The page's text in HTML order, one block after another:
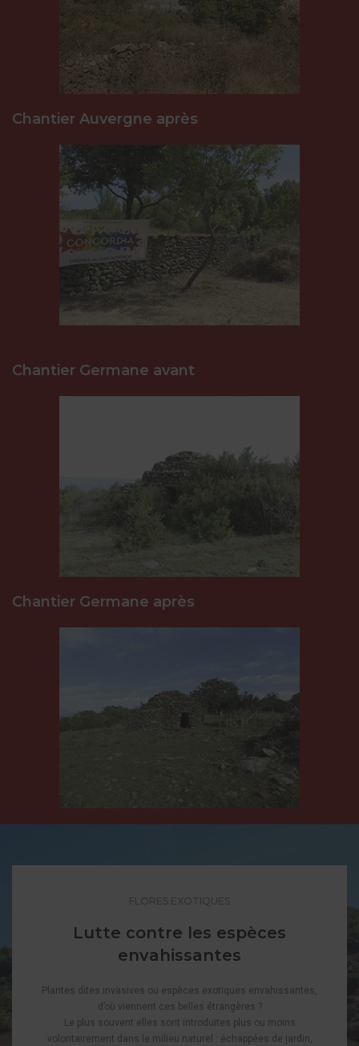
Chantier Auvergne après
Chantier Germane avant
Chantier Germane après
Lutte contre les espèces
envahissantes
Plantes dites invasives ou espèces exotiques envahissantes,
d’où viennent ces belles étrangères ?
Le plus souvent elles sont introduites plus ou moins
volontairement dans le milieu naturel : échappées de jardin,